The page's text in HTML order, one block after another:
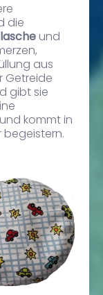
die
und
aus
Getreide
gibt sie
kommt in
begeistern.